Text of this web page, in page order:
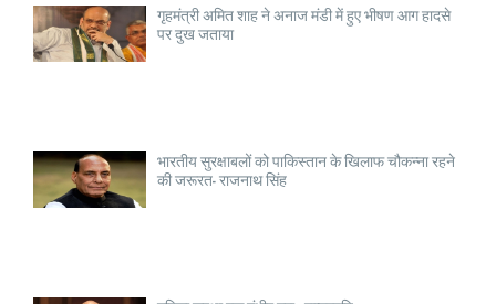
गृहमंत्री अमित शाह ने अनाज मंडी में हुए भीषण आग हादसे
पर दुख जताया
भारतीय सुरक्षाबलों को पाकिस्तान के खिलाफ चौकन्ना रहने
की जरूरत- राजनाथ सिंह